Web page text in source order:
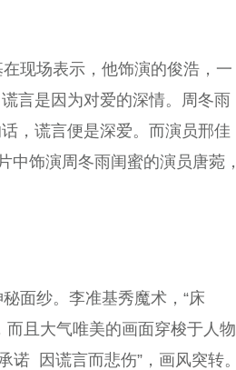
现场表示，他饰演的俊浩，一
言是因为对爱的深情。周冬雨
，谎言便是深爱。而演员邢佳
中饰演周冬雨闺蜜的演员唐菀，
面纱。李准基秀魔术，“床
且大气唯美的画面穿梭于人物
诺 因谎言而悲伤”，画风突转。